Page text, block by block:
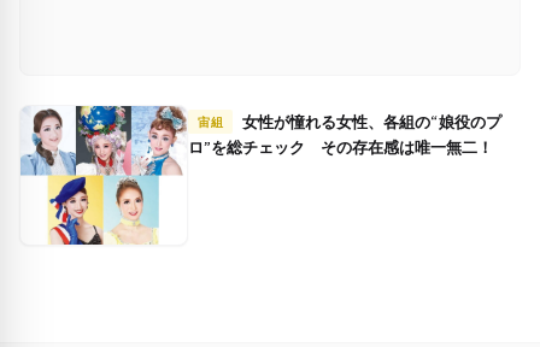
宙組
ロ”を総チェック その存在感は唯一無二！